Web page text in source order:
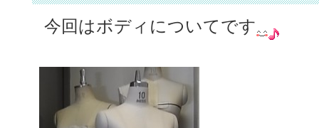
今回はボディについてです